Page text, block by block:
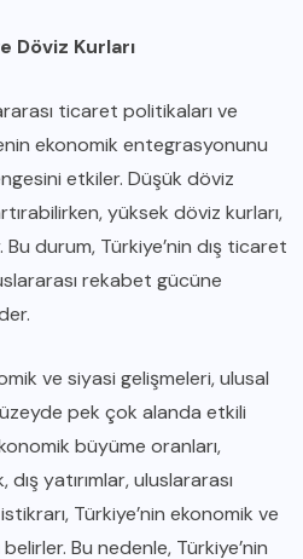
Döviz Kurları
ticaret politikaları ve
ekonomik entegrasyonunu
etkiler. Düşük döviz
yüksek döviz kurları,
Bu durum, Türkiye’nin dış ticaret
rekabet gücüne
ve siyasi gelişmeleri, ulusal
pek çok alanda etkili
büyüme oranları,
yatırımlar, uluslararası
Türkiye’nin ekonomik ve
Bu nedenle, Türkiye’nin